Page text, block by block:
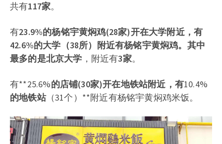
共有117家。
有23.9%的杨铭宇黄焖鸡(28家)开在大学附近，有
42.6%的大学（38所）附近有杨铭宇黄焖鸡。其中
最多的是北京大学 ，附近有3家。
有**25.6%的店铺(30家)开在地铁站附近，有10.4%
的地铁站（31个）**附近有杨铭宇黄焖鸡米饭。